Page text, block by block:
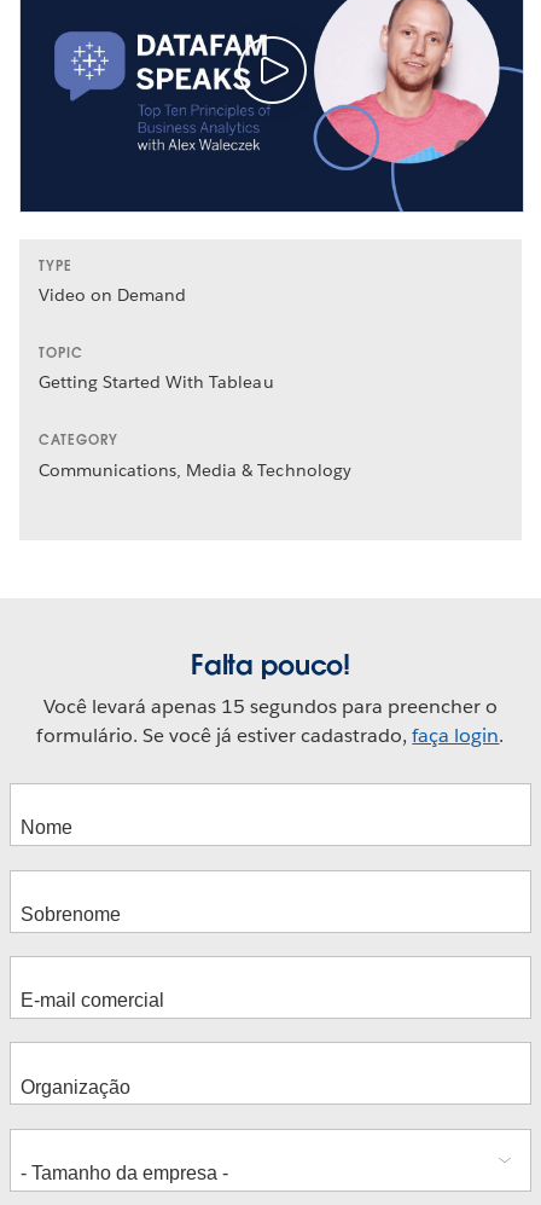
TYPE
Video on Demand
TOPIC
Getting Started With Tableau
CATEGORY
Communications, Media & Technology
Falta pouco!
Você levará apenas 15 segundos para preencher o
formulário. Se você já estiver cadastrado,faça login.